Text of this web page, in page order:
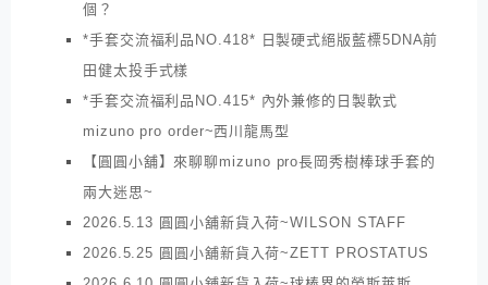
個？
*手套交流福利品NO.418* 日製硬式絕版藍標5DNA前
田健太投手式樣
*手套交流福利品NO.415* 內外兼修的日製軟式
mizuno pro order~西川龍馬型
【圓圓小舖】來聊聊mizuno pro長岡秀樹棒球手套的
兩大迷思~
2026.5.13 圓圓小舖新貨入荷~WILSON STAFF
2026.5.25 圓圓小舖新貨入荷~ZETT PROSTATUS